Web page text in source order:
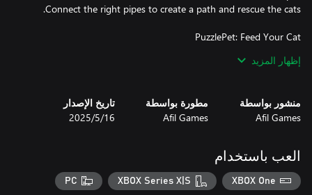
Cook up delicious meals for feline customers in fast, creative
pixel-art stages.
إظهار المزيد
منشور بواسطة
Afil Games
مطورة بواسطة
Afil Games
تاريخ الإصدار
16‏/5‏/2025
العب باستخدام
XBOX One
XBOX Series X|S
PC